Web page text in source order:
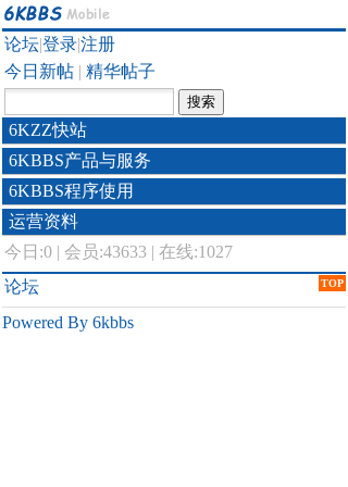
论坛|登录|注册
今日新帖 | 精华帖子
6KZZ快站
6KBBS产品与服务
6KBBS程序使用
运营资料
今日:0 | 会员:43633 | 在线:1027
TOP
论坛
Powered By 6kbbs